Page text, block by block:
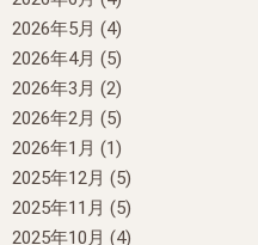
2026年5月 (4)
2026年4月 (5)
2026年3月 (2)
2026年2月 (5)
2026年1月 (1)
2025年12月 (5)
2025年11月 (5)
2025年10月 (4)